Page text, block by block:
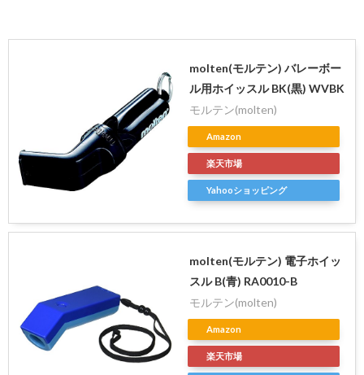
molten(モルテン) バレーボー
ル用ホイッスル BK(黒) WVBK
モルテン(molten)
Amazon
楽天市場
Yahooショッピング
molten(モルテン) 電子ホイッ
スル B(青) RA0010-B
モルテン(molten)
Amazon
楽天市場